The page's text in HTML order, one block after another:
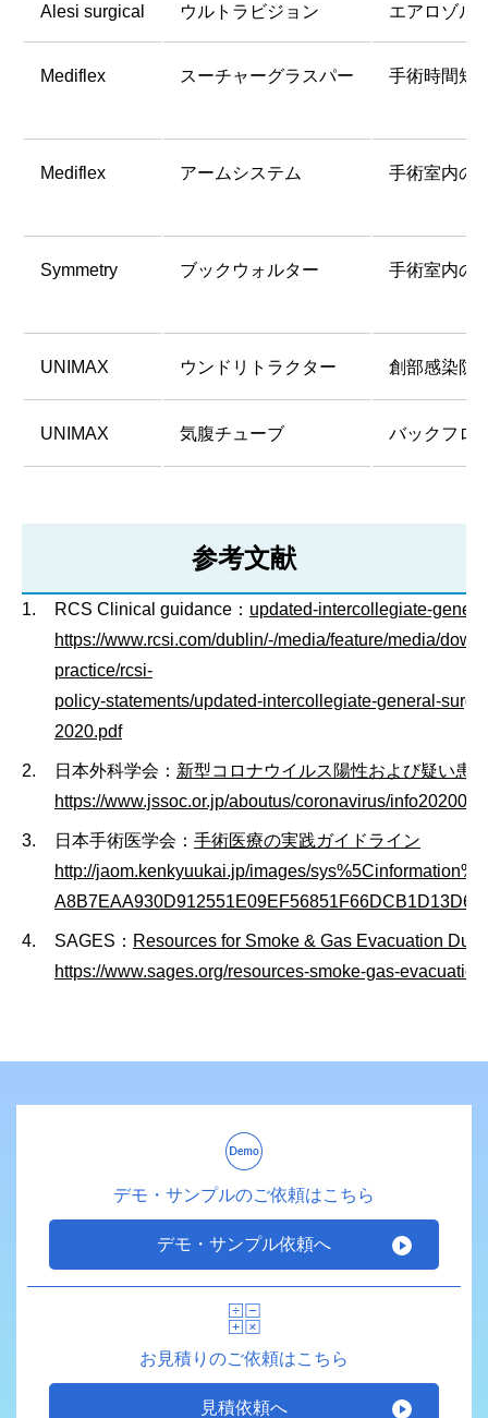
Alesi surgical ウルトラビジョン エアロゾル
Mediflex スーチャーグラスパー 手術時間短
Mediflex アームシステム 手術室内の
Symmetry ブックウォルター 手術室内の
UNIMAX ウンドリトラクター 創部感染防
UNIMAX 気腹チューブ バックフロ
参考文献
RCS Clinical guidance： updated-intercollegiate-
https://www.rcsi.com/dublin/-/media/feature/media/
practice/rcsi-
policy-statements/updated-intercollegiate-general-
2020.pdf
日本外科学会： 新型コロナウイルス陽性および疑い患
https://www.jssoc.or.jp/aboutus/coronavirus/
日本手術医学会： 手術医療の実践ガイドライン
http://jaom.kenkyuukai.jp/images/
SAGES： Resources for Smoke & Gas Evacuation
https://www.sages.org/resources-smoke-gas-
デモ・サンプルのご依頼はこちら
デモ・サンプル依頼へ
お見積りのご依頼はこちら
見積依頼へ